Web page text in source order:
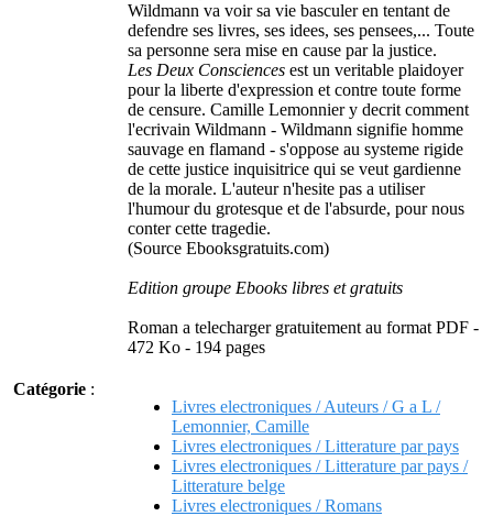
Wildmann va voir sa vie basculer en tentant de
defendre ses livres, ses idees, ses pensees,... Toute
sa personne sera mise en cause par la justice.
Les Deux Consciences est un veritable plaidoyer
pour la liberte d'expression et contre toute forme
de censure. Camille Lemonnier y decrit comment
l'ecrivain Wildmann - Wildmann signifie homme
sauvage en flamand - s'oppose au systeme rigide
de cette justice inquisitrice qui se veut gardienne
de la morale. L'auteur n'hesite pas a utiliser
l'humour du grotesque et de l'absurde, pour nous
conter cette tragedie.
(Source Ebooksgratuits.com)
Edition groupe Ebooks libres et gratuits
Roman a telecharger gratuitement au format PDF -
472 Ko - 194 pages
Catégorie :
Livres electroniques / Auteurs / G a L /
Lemonnier, Camille
Livres electroniques / Litterature par pays
Livres electroniques / Litterature par pays /
Litterature belge
Livres electroniques / Romans